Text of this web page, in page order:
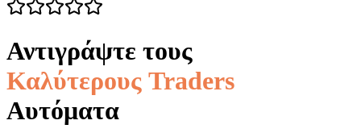
Αντιγράψτε τους
Καλύτερους Traders
Αυτόματα